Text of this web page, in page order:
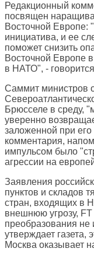
Редакционный
посвящен
Восточной Европе:
инициатива, и ее
поможет снизить
Восточной Европе
в НАТО", -
Саммит министров
Брюсселе в среду,
уверенно
заложенной при
комментария,
импульсом было
агрессии на
Заявления
пунктов и складов
стран, входящих в
внешнюю угрозу,
преобразования не
утверждает газета,
Москва оказывает